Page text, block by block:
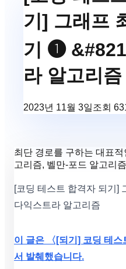
기] 그래프
기 ❶
라 알고리즘
2023년 11월 3일조회
최단 경로를 구하는 대표
고리즘, 벨만-포드 알고리
[코딩 테스트 합격자 되기]
다익스트라 알고리즘
이 글은 〈[되기] 코딩 테스
서 발췌했습니다.